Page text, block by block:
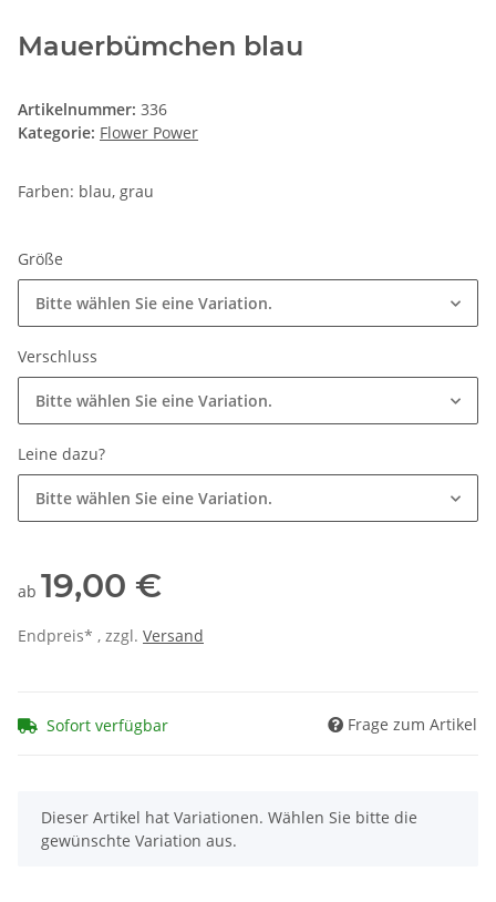
Mauerbümchen blau
Artikelnummer: 336
Kategorie: Flower Power
Farben: blau, grau
Größe
Bitte wählen Sie eine Variation.
Verschluss
Bitte wählen Sie eine Variation.
Leine dazu?
Bitte wählen Sie eine Variation.
ab 19,00 €
Endpreis* , zzgl. Versand
Sofort verfügbar Frage zum Artikel
x
Dieser Artikel hat Variationen. Wählen Sie bitte die
gewünschte Variation aus.